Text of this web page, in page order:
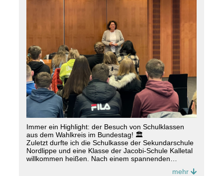
Immer ein Highlight: der Besuch von Schulklassen
aus dem Wahlkreis im Bundestag! 🏛️
Zuletzt durfte ich die Schulkasse der Sekundarschule
Nordlippe und eine Klasse der Jacobi-Schule Kalletal
willkommen heißen. Nach einem spannenden
mehr